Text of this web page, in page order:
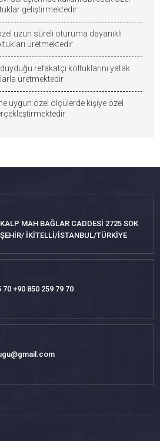
geliştirmektedir
uzun süreli oturuma dayanıklı
üretmektedir
refakatçi koltuklarını yatak
üretmektedir
uygun özel ölçülerde kişiye özel
MAH BAĞLAR CADDESİ 2725 SOK
İKİTELLİ/İSTANBUL/TÜRKİYE
70 +90 850 259 79 70